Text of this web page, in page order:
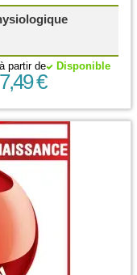
Disponible
à partir de
7,49 €